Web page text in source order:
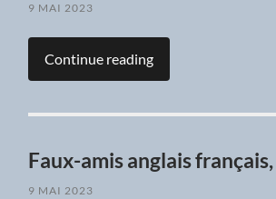
9 MAI 2023
Continue reading
Faux-amis anglais
9 MAI 2023